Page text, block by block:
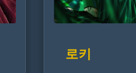
로키